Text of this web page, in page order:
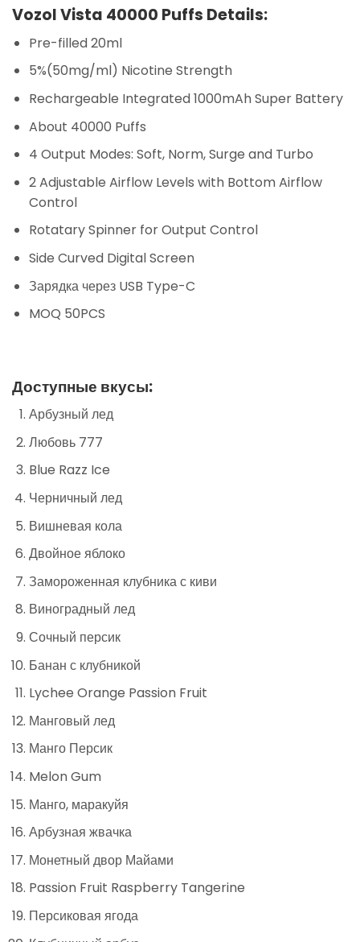
Vozol Vista 40000 Puffs Details:
Pre-filled 20ml
5%(50mg/ml) Nicotine Strength
Rechargeable Integrated 1000mAh Super Battery
About 40000 Puffs
4 Output Modes: Soft, Norm, Surge and Turbo
2 Adjustable Airflow Levels with Bottom Airflow
Control
Rotatary Spinner for Output Control
Side Curved Digital Screen
Зарядка через USB Type-C
MOQ 50PCS
Доступные вкусы:
Арбузный лед
Любовь 777
Blue Razz Ice
Черничный лед
Вишневая кола
Двойное яблоко
Замороженная клубника с киви
Виноградный лед
Сочный персик
Банан с клубникой
Lychee Orange Passion Fruit
Манговый лед
Манго Персик
Melon Gum
Манго, маракуйя
Арбузная жвачка
Монетный двор Майами
Passion Fruit Raspberry Tangerine
Персиковая ягода